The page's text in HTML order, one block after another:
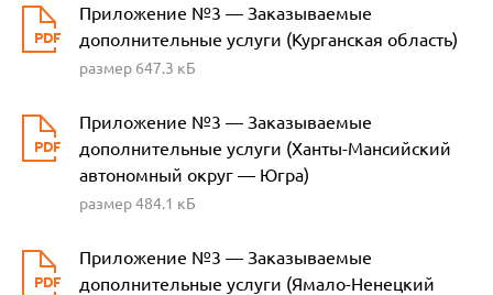
Приложение №3 — Заказываемые
дополнительные услуги (Курганская область)
размер 647.3 кБ
Приложение №3 — Заказываемые
дополнительные услуги (Ханты-Мансийский
автономный округ — Югра)
размер 484.1 кБ
Приложение №3 — Заказываемые
дополнительные услуги (Ямало-Ненецкий